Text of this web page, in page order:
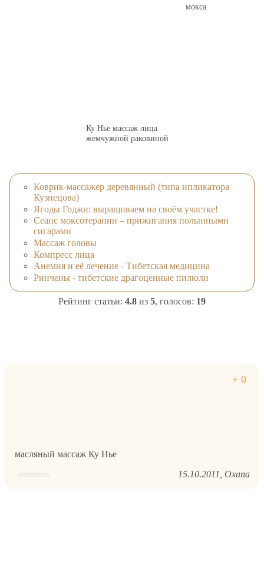
мокса
Ку Нье массаж лица
жемчужной раковиной
Коврик-массажер деревянный (типа ипликатора
Кузнецова)
Ягоды Годжи: выращиваем на своём участке!
Сеанс моксотерапии – прижигания полынными
сигарами
Массаж головы
Компресс лица
Анемия и её лечение - Тибетская медицина
Ринчены - тибетские драгоценные пилюли
Рейтинг статьи: 4.8 из 5, голосов: 19
масляный массаж Ку Нье
ответить 15.10.2011 Oxana